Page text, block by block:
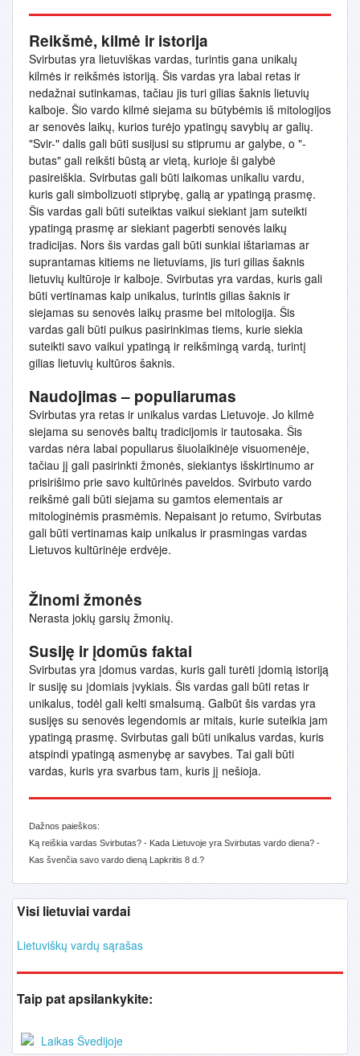
Reikšmė, kilmė ir istorija
Svirbutas yra lietuviškas vardas, turintis gana unikalų
kilmės ir reikšmės istoriją. Šis vardas yra labai retas ir
nedažnai sutinkamas, tačiau jis turi gilias šaknis lietuvių
kalboje. Šio vardo kilmė siejama su būtybėmis iš mitologijos
ar senovės laikų, kurios turėjo ypatingų savybių ar galių.
"Svir-" dalis gali būti susijusi su stiprumu ar galybe, o "-
butas" gali reikšti būstą ar vietą, kurioje ši galybė
pasireiškia. Svirbutas gali būti laikomas unikaliu vardu,
kuris gali simbolizuoti stiprybę, galią ar ypatingą prasmę.
Šis vardas gali būti suteiktas vaikui siekiant jam suteikti
ypatingą prasmę ar siekiant pagerbti senovės laikų
tradicijas. Nors šis vardas gali būti sunkiai ištariamas ar
suprantamas kitiems ne lietuviams, jis turi gilias šaknis
lietuvių kultūroje ir kalboje. Svirbutas yra vardas, kuris gali
būti vertinamas kaip unikalus, turintis gilias šaknis ir
siejamas su senovės laikų prasme bei mitologija. Šis
vardas gali būti puikus pasirinkimas tiems, kurie siekia
suteikti savo vaikui ypatingą ir reikšmingą vardą, turintį
gilias lietuvių kultūros šaknis.
Naudojimas – populiarumas
Svirbutas yra retas ir unikalus vardas Lietuvoje. Jo kilmė
siejama su senovės baltų tradicijomis ir tautosaka. Šis
vardas nėra labai populiarus šiuolaikinėje visuomenėje,
tačiau jį gali pasirinkti žmonės, siekiantys išskirtinumo ar
prisirišimo prie savo kultūrinės paveldos. Svirbuto vardo
reikšmė gali būti siejama su gamtos elementais ar
mitologinėmis prasmėmis. Nepaisant jo retumo, Svirbutas
gali būti vertinamas kaip unikalus ir prasmingas vardas
Lietuvos kultūrinėje erdvėje.
Žinomi žmonės
Nerasta jokių garsių žmonių.
Susiję ir įdomūs faktai
Svirbutas yra įdomus vardas, kuris gali turėti įdomią istoriją
ir susiję su įdomiais įvykiais. Šis vardas gali būti retas ir
unikalus, todėl gali kelti smalsumą. Galbūt šis vardas yra
susijęs su senovės legendomis ar mitais, kurie suteikia jam
ypatingą prasmę. Svirbutas gali būti unikalus vardas, kuris
atspindi ypatingą asmenybę ar savybes. Tai gali būti
vardas, kuris yra svarbus tam, kuris jį nešioja.
Dažnos paieškos:
Ką reiškia vardas Svirbutas? - Kada Lietuvoje yra Svirbutas vardo diena? -
Kas švenčia savo vardo dieną Lapkritis 8 d.?
Visi lietuviai vardai
Lietuviškų vardų sąrašas
Taip pat apsilankykite:
Laikas Švedijoje